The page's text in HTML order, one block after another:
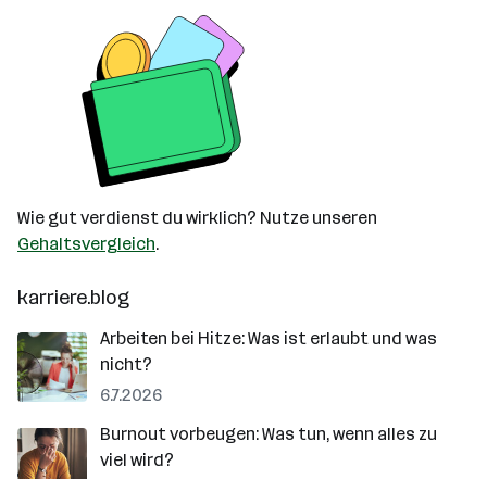
Wie gut verdienst du wirklich? Nutze unseren
Gehaltsvergleich.
karriere.blog
Arbeiten bei Hitze: Was ist erlaubt und was
nicht?
6.7.2026
Burnout vorbeugen: Was tun, wenn alles zu
viel wird?